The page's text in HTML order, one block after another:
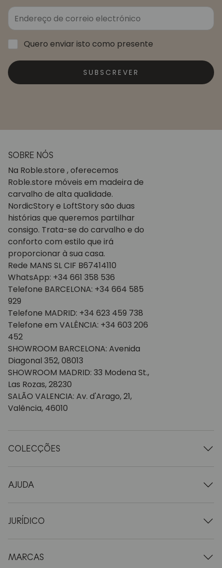
Quero enviar isto como presente
SUBSCREVER
SOBRE NÓS
Na Roble.store , oferecemos
Roble.store móveis em madeira de
carvalho de alta qualidade.
NordicStory e LoftStory são duas
histórias que queremos partilhar
consigo. Trata-se do carvalho e do
conforto com estilo que irá
proporcionar à sua casa.
Rede MANS SL CIF B67414110
WhatsApp: +34 661 358 536
Telefone BARCELONA: +34 664 585
929
Telefone MADRID: +34 623 459 738
Telefone em VALÊNCIA: +34 603 206
452
SHOWROOM BARCELONA: Avenida
Diagonal 352, 08013
SHOWROOM MADRID: 33 Modena St.,
Las Rozas, 28230
SALÃO VALENCIA: Av. d'Arago, 21,
Valência, 46010
COLECÇÕES
Mesas de madeira
Tabelas extensíveis
Cadeiras de madeira
Cómodas de madeira
Camas de madeira
AJUDA
Quem somos nós
Termos e condições
Condições de entrega
Profissionais
FAQ
JURÍDICO
Formas de pagamento
Política de privacidade
MARCAS